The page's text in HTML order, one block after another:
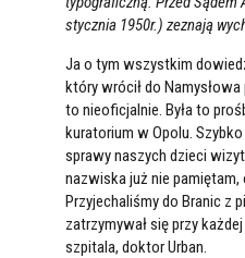
stycznia 1950r.) zeznają
Ja o tym wszystkim
który wrócił do
to nieoficjalnie. Była to
kuratorium w Opolu.
sprawy naszych dzieci
nazwiska już nie
Przyjechaliśmy do Branic z
zatrzymywał się przy
szpitala, doktor Urban.